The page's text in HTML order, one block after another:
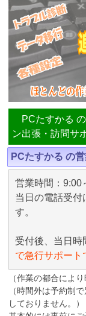
PCたすかる の
ン出張・訪問サ
PCたすかる の
営業時間：9:00
当日の電話受付
す。
受付後、当日時
で急行サポート
（作業の都合によ
（時間外は予約制
しておりません。）